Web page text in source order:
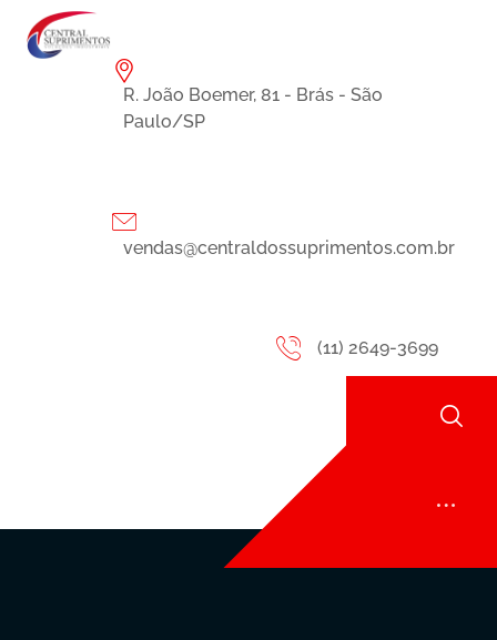
R. João Boemer, 81 - Brás - São
Paulo/SP
vendas@centraldossuprimentos.com.br
(11) 2649-3699